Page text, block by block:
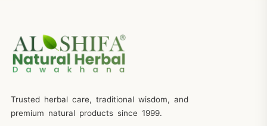
Trusted herbal care, traditional wisdom, and
premium natural products since 1999.